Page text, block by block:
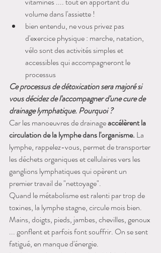
volume dans l'assiette !
bien entendu, ne vous privez pas
d'exercice physique : marche, natation,
vélo sont des activités simples et
accessibles qui accompagneront le
processus
Ce processus de détoxication sera majoré si
vous décidez de l'accompagner d'une cure de
drainage lymphatique. Pourquoi ?
Car les manoeuvres de drainage accélèrent la
circulation de la lymphe dans l'organisme. La
lymphe, rappelez-vous, permet de transporter
les déchets organiques et cellulaires vers les
ganglions lymphatiques qui opèrent un
premier travail de "nettoyage".
Quand le métabolisme est ralenti par trop de
toxines, la lymphe stagne, circule mois bien.
Mains, doigts, pieds, jambes, chevilles, genoux
... gonflent et parfois font souffrir. On se sent
fatigué, en manque d'énergie.